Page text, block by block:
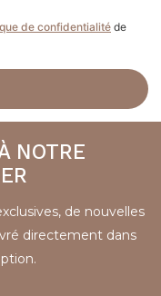
de confidentialité de
NOTRE
de nouvelles
directement dans